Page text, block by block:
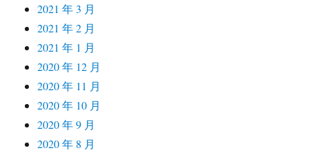
2021 年 3 月
2021 年 2 月
2021 年 1 月
2020 年 12 月
2020 年 11 月
2020 年 10 月
2020 年 9 月
2020 年 8 月